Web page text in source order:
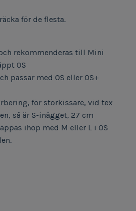
för de flesta.
rekommenderas till Mini
OS
passar med OS eller OS+
för storkissare, vid tex
så är S-inägget, 27 cm
ihop med M eller L i OS